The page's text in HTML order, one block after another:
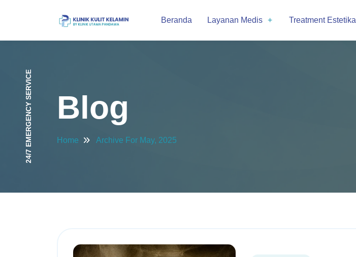
Beranda Layanan Medis Treatment Estetika
Blog
Home Archive For May, 2025
24/7 EMERGENCY SERVICE